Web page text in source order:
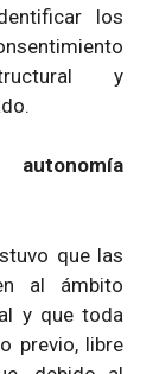
los
y
que las
al ámbito
y que toda
previo, libre